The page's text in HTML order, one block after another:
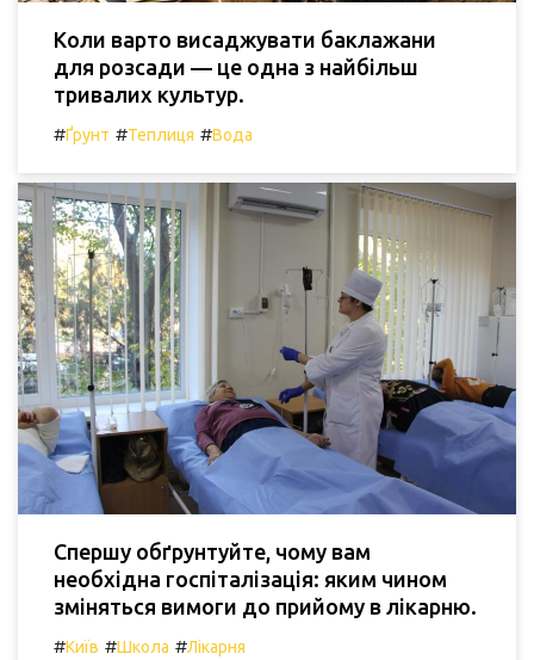
Коли варто висаджувати баклажани
для розсади — це одна з найбільш
тривалих культур.
#Ґрунт #Теплиця #Вода
Спершу обґрунтуйте, чому вам
необхідна госпіталізація: яким чином
зміняться вимоги до прийому в лікарню.
#Київ #Школа #Лікарня